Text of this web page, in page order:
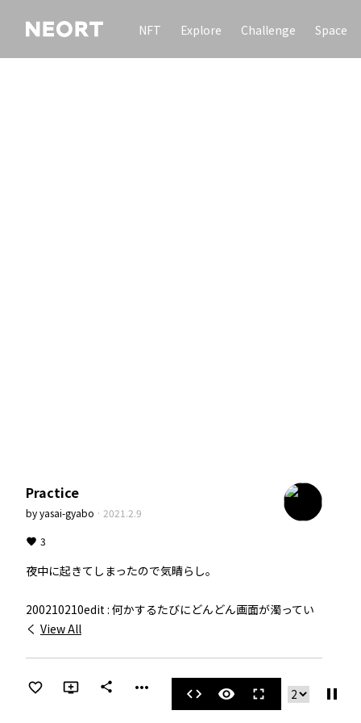
NFT Explore Challenge Space
Practice
byyasai-gyabo · 2021.2.9
3
夜中に起きてしまったので気晴らし。
200210210edit : 何かするたびにどんどん画面が濁ってい
く View All
share more_horiz code visibility fullscreen pause